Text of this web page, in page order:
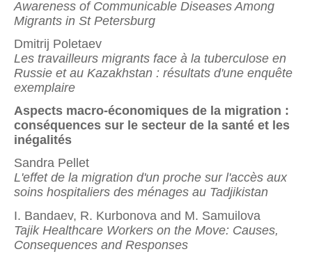
Awareness of Communicable Diseases Among
Migrants in St Petersburg
Dmitrij Poletaev
Les travailleurs migrants face à la tuberculose en
Russie et au Kazakhstan : résultats d'une enquête
exemplaire
Aspects macro-économiques de la migration :
conséquences sur le secteur de la santé et les
inégalités
Sandra Pellet
L'effet de la migration d'un proche sur l'accès aux
soins hospitaliers des ménages au Tadjikistan
I. Bandaev, R. Kurbonova and M. Samuilova
Tajik Healthcare Workers on the Move: Causes,
Consequences and Responses